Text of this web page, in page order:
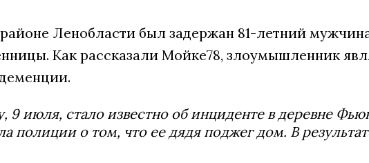
Ленобласти был задержан 81-летний
Как рассказали Мойке78, злоумышленник
9 июля, стало известно об инциденте в деревне
полиции о том, что ее дядя поджег дом. В